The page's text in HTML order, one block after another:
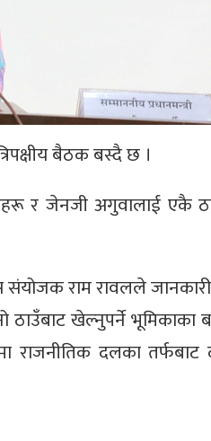
बैठक बस्दै छ ।
दलहरू र जेनजी अगुवालाई एकै
संयोजक राम रावलले
खेल्नुपर्ने भूमिकाका
दलका तर्फबाट